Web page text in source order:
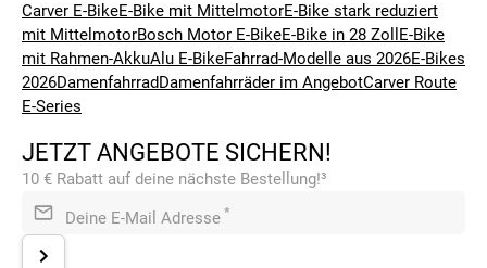
Carver E-BikeE-Bike mit MittelmotorE-Bike stark reduziert
mit MittelmotorBosch Motor E-BikeE-Bike in 28 Zoll
E-Bike
mit Rahmen-AkkuAlu E-BikeFahrrad-Modelle aus 2026E-Bikes
2026DamenfahrradDamenfahrräder im AngebotCarver Route
E-Series
JETZT ANGEBOTE SICHERN!
10 € Rabatt auf deine nächste Bestellung!³
Deine E-Mail Adresse *